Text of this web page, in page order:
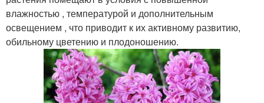
влажностью , температурой и дополнительным
освещением , что приводит к их активному развитию,
обильному цветению и плодоношению.